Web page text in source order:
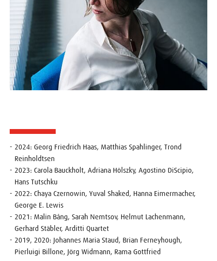
2024: Georg Friedrich Haas, Matthias Spahlinger, Trond
Reinholdtsen
2023: Carola Bauckholt, Adriana Hölszky, Agostino DiScipio,
Hans Tutschku
2022: Chaya Czernowin, Yuval Shaked, Hanna Eimermacher,
George E. Lewis
2021: Malin Bång, Sarah Nemtsov, Helmut Lachenmann,
Gerhard Stäbler, Arditti Quartet
2019, 2020: Johannes Maria Staud, Brian Ferneyhough,
Pierluigi Billone, Jörg Widmann, Rama Gottfried